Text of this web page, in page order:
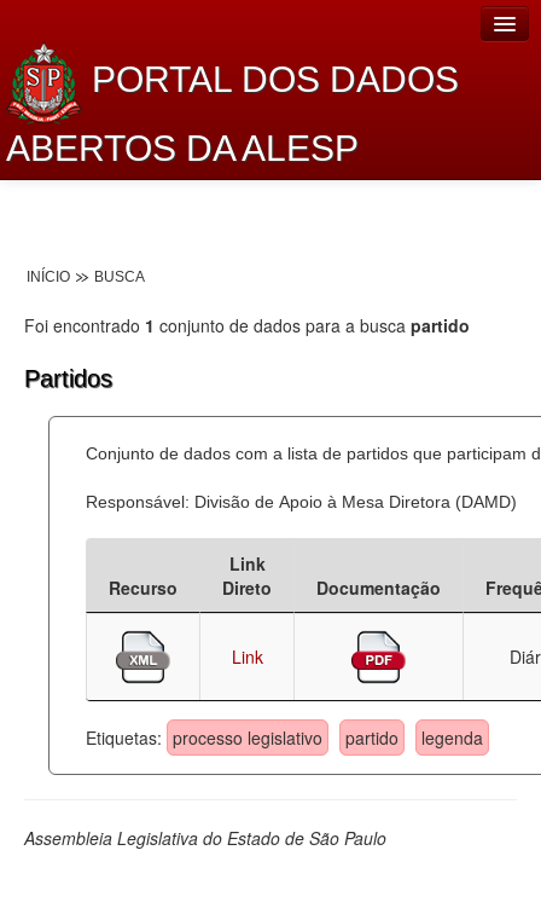
PORTAL DOS DADOS
ABERTOS DA ALESP
Lei de Acesso à Informação
Dados Governamentais Abertos
Processo Legislativo
Deputados Estaduais
Administração
Legislação
Perguntas frequentes
INÍCIO BUSCA
Foi encontrado 1 conjunto de dados para a busca partido
Partidos
Conjunto de dados com a lista de partidos que participam
Responsável: Divisão de Apoio à Mesa Diretora (DAMD)
Recurso
Link
Direto
Documentação
Link
Etiquetas: processo legislativo partido legenda
Assembleia Legislativa do Estado de São Paulo